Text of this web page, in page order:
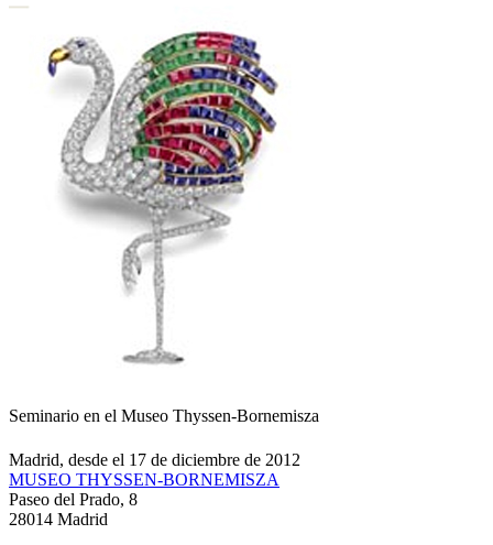
Seminario en el Museo Thyssen-Bornemisza
Madrid, desde el 17 de diciembre de 2012
MUSEO THYSSEN-BORNEMISZA
Paseo del Prado, 8
28014 Madrid